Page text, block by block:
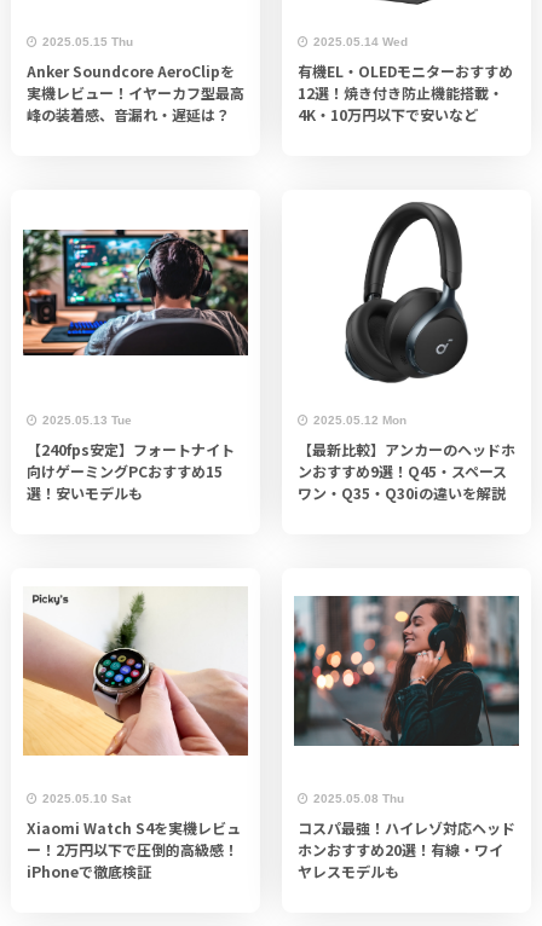
2025.05.15 Thu
Anker Soundcore AeroClipを
実機レビュー！イヤーカフ型最高
峰の装着感、音漏れ・遅延は？
2025.05.14 Wed
有機EL・OLEDモニターおすすめ
12選！焼き付き防止機能搭載・
4K・10万円以下で安いなど
2025.05.13 Tue
【240fps安定】フォートナイト
向けゲーミングPCおすすめ15
選！安いモデルも
2025.05.12 Mon
【最新比較】アンカーのヘッドホ
ンおすすめ9選！Q45・スペース
ワン・Q35・Q30iの違いを解説
2025.05.10 Sat
Xiaomi Watch S4を実機レビュ
ー！2万円以下で圧倒的高級感！
iPhoneで徹底検証
2025.05.08 Thu
コスパ最強！ハイレゾ対応ヘッド
ホンおすすめ20選！有線・ワイ
ヤレスモデルも